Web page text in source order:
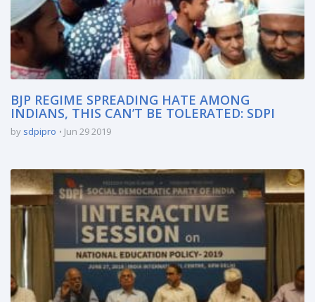
BJP REGIME SPREADING HATE AMONG
INDIANS, THIS CAN’T BE TOLERATED: SDPI
by sdpipro Jun 29 2019